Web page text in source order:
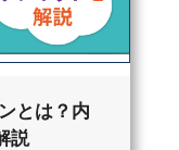
とは？内
説